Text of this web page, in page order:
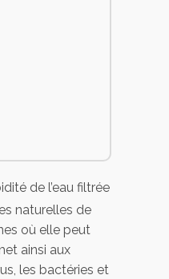
de l’eau filtrée
naturelles de
où elle peut
ainsi aux
les bactéries et